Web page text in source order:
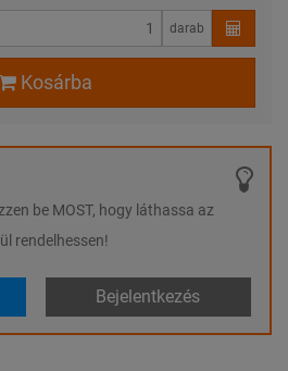
darab
Kosárba
be MOST, hogy láthassa az
rendelhessen!
Bejelentkezés